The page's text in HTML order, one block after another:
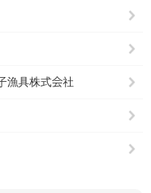
漁具株式会社